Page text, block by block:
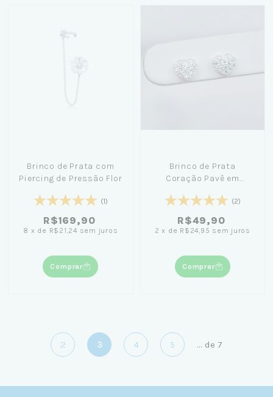
Brinco de Prata com
Piercing de Pressão Flor
(1)
R$169,90
8 x de R$21,24 sem juros
Comprar
Brinco de Prata
Coração Pavê em
(2)
R$49,90
2 x de R$24,95 sem juros
Comprar
2 3 4 5 ... de 7